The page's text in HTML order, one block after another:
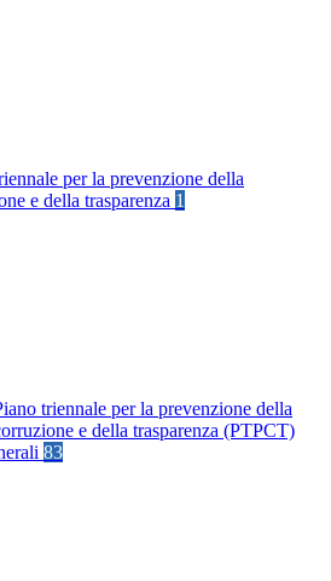
per la prevenzione della
e della trasparenza 1
triennale per la prevenzione della
e della trasparenza (PTPCT)
83